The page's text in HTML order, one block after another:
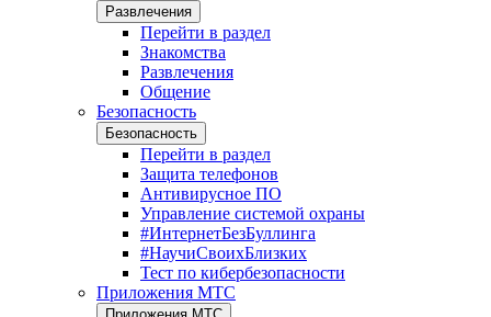
Развлечения
Перейти в раздел
Знакомства
Развлечения
Общение
Безопасность
Безопасность
Перейти в раздел
Защита телефонов
Антивирусное ПО
Управление системой охраны
#ИнтернетБезБуллинга
#НаучиСвоихБлизких
Тест по кибербезопасности
Приложения МТС